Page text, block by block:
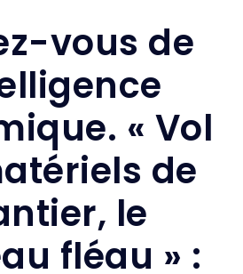
vous de
« Vol
de
le
fléau » :